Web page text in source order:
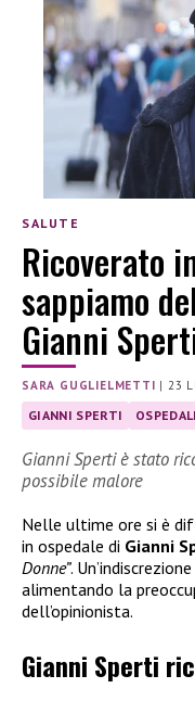
SALUTE
Ricoverato
sappiamo
Gianni
SARA GUGLIELMETTI |23
GIANNI SPERTI
Gianni Sperti è stato
possibile malore
Nelle ultime ore si è
in ospedale di Gianni
Donne”.
alimentando la
dell’opinionista.
Gianni Sperti